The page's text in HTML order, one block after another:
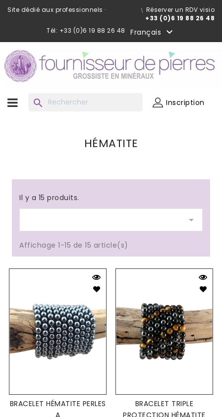
Site dédié aux professionnels ·
Réserver un RDV visio
+33 (0)6 19 88 26 48
Tél: +33 (0)6 19 88 26 48
Français 
search Inscription
HÉMATITE
Il y a 15 produits.

Affichage 1-15 de 15 article(s)
BRACELET HÉMATITE PERLES
BRACELET TRIPLE